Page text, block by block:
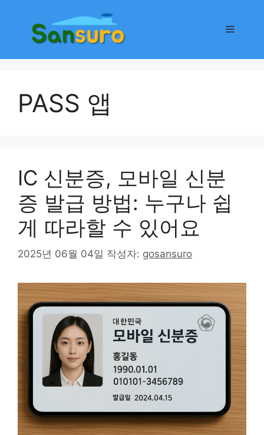
메
PASS 앱
IC 신분증, 모바일 신분
증 발급 방법: 누구나 쉽
게 따라할 수 있어요
2025년 06월 04일 작성자: gosansuro